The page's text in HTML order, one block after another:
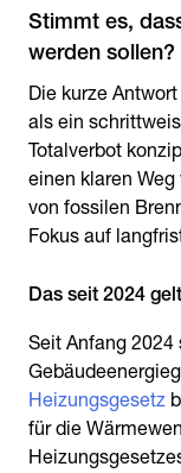
Stimmt es,
werden sollen?
Die kurze
als ein
Totalverbot
einen klaren
von fossilen
Fokus auf
Das seit 2024
Seit Anfang
Heizungsgesetz
für die